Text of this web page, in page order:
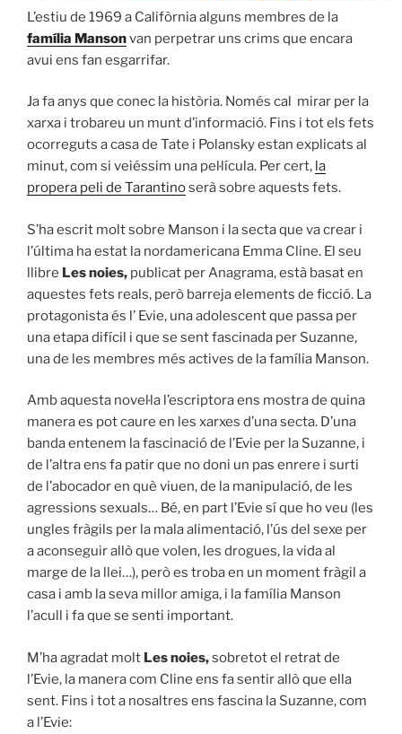
L’estiu de 1969 a Califòrnia alguns membres de la
família Mansonvan perpetrar uns crims que encara
avui ens fan esgarrifar.
Ja fa anys que conec la història. Només cal mirar per la
xarxa i trobareu un munt d’informació. Fins i tot els fets
ocorreguts a casa de Tate i Polansky estan explicats al
minut, com si veiéssim una pel·lícula. Per cert, la
propera peli de Tarantinoserà sobre aquests fets.
S’ha escrit molt sobre Manson i la secta que va crear i
l’última ha estat la nordamericana Emma Cline. El seu
llibre Les noies, publicat per Anagrama, està basat en
aquestes fets reals, però barreja elements de ficció. La
protagonista és l’ Evie, una adolescent que passa per
una etapa difícil i que se sent fascinada per Suzanne,
una de les membres més actives de la família Manson.
Amb aquesta novel·la l’escriptora ens mostra de quina
manera es pot caure en les xarxes d’una secta. D’una
banda entenem la fascinació de l’Evie per la Suzanne, i
de l’altra ens fa patir que no doni un pas enrere i surti
de l’abocador en què viuen, de la manipulació, de les
agressions sexuals… Bé, en part l’Evie sí que ho veu (les
ungles fràgils per la mala alimentació, l’ús del sexe per
a aconseguir allò que volen, les drogues, la vida al
marge de la llei…), però es troba en un moment fràgil a
casa i amb la seva millor amiga, i la família Manson
l’acull i fa que se senti important.
M’ha agradat molt Les noies,sobretot el retrat de
l’Evie, la manera com Cline ens fa sentir allò que ella
sent. Fins i tot a nosaltres ens fascina la Suzanne, com
a l’Evie: